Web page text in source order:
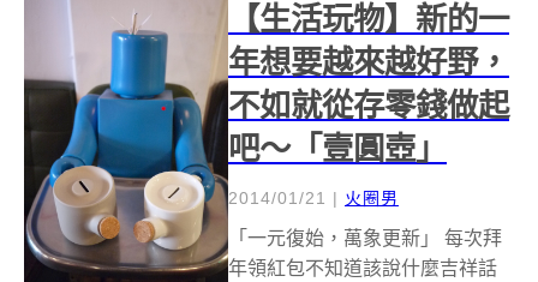
品牌SUCK ...
【生活玩物】新的一
年想要越來越好野，
不如就從存零錢做起
吧～「壹圓壺」
2014/01/21 | 火圈男
「一元復始，萬象更新」 每次拜
年領紅包不知道該說什麼吉祥話